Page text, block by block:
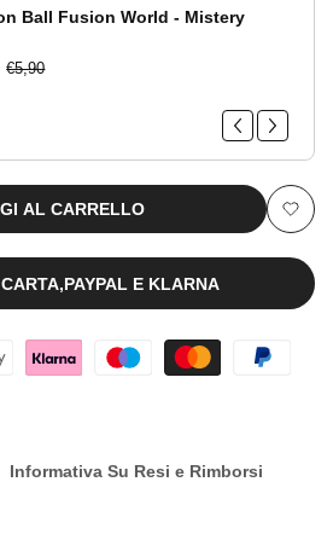
Ball Fusion World - Mistery
€5,90
AL CARRELLO
alla
E KLARNA
Informativa Su Resi e Rimborsi